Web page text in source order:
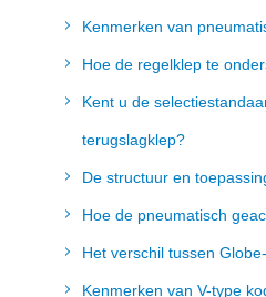
Kenmerken van
Hoe de regelklep te
Kent u de
terugslagklep?
De structuur en
Hoe de pneumatisch
Het verschil tussen
Kenmerken van V-type